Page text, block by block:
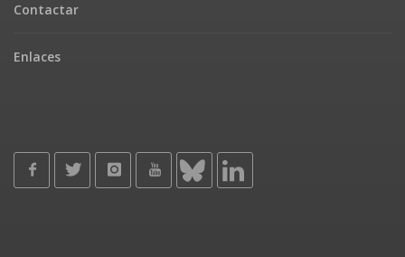
Contactar
Enlaces